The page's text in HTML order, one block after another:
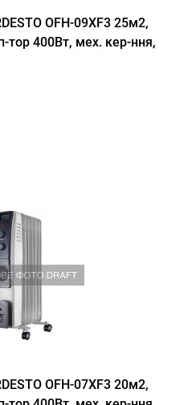
OFH-09XF3 25м2,
тор 400Вт, мех. кер-ння,
OFH-07XF3 20м2,